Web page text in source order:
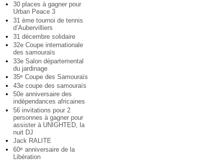
30 places à gagner pour
Urban Peace 3
31 ème tournoi de tennis
d’Aubervilliers
31 décembre solidaire
32e Coupe internationale
des samouraïs
33e Salon départemental
du jardinage
35e Coupe des Samouraïs
43e coupe des samouraïs
50e anniversaire des
indépendances africaines
56 invitations pour 2
personnes à gagner pour
assister à UNIGHTED, la
nuit DJ
Jack RALITE
60e anniversaire de la
Libération